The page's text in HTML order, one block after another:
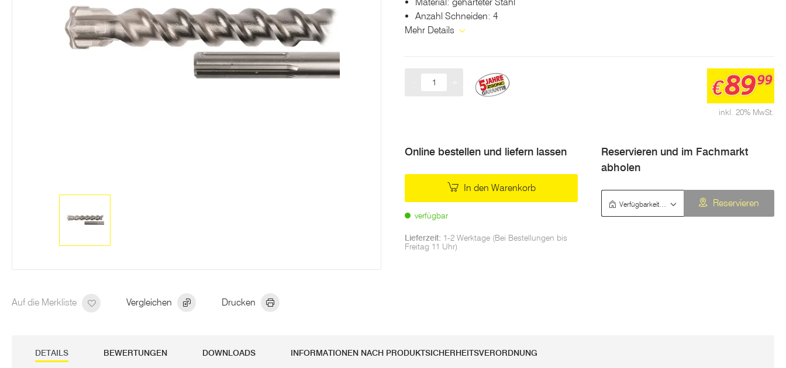
Auf die Merkliste Vergleichen Drucken
Anzahl Schneiden: 4
Mehr Details
inkl. 20% MwSt.
€8999
Online bestellen und liefern lassen
In den Warenkorb
verfügbar
Lieferzeit: 1-2 Werktage (Bei Bestellungen bis
Freitag 11 Uhr)
Reservieren und im Fachmarkt
abholen
Reservieren
DETAILS BEWERTUNGEN DOWNLOADS INFORMATIONEN NACH PRODUKTSICHERHEITSVERORDNUNG